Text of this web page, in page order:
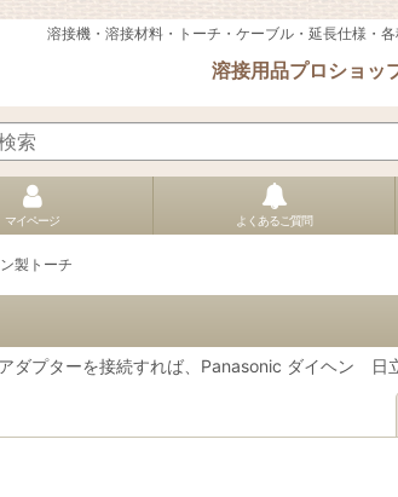
溶接機・溶接材料・トーチ・ケーブル・延長仕様・
溶接用品プロショッ
マイページ よくあるご質問
製トーチ
アダプターを接続すれば、Panasonic ダイヘ